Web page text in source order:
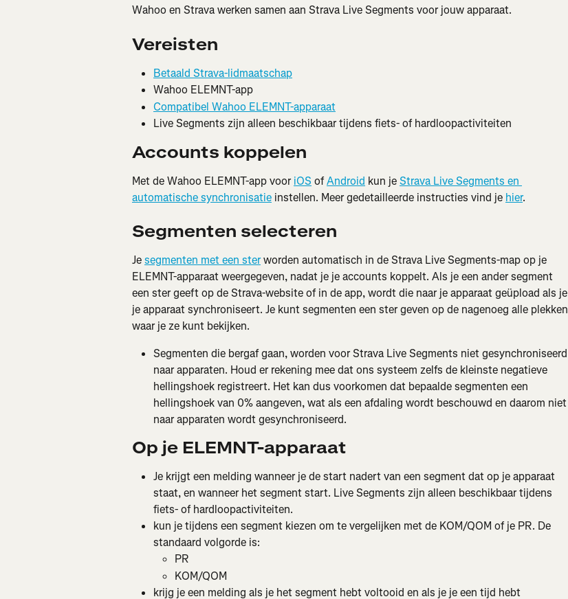
Wahoo en Strava werken samen aan Strava Live Segments voor jouw apparaat.
Vereisten
Betaald Strava-lidmaatschap
Wahoo ELEMNT-app
Compatibel Wahoo ELEMNT-apparaat
Live Segments zijn alleen beschikbaar tijdens fiets- of hardloopactiviteiten
Accounts koppelen
Met de Wahoo ELEMNT-app voor iOS of Android kun je Strava Live Segments en
automatische synchronisatie instellen. Meer gedetailleerde instructies vind je hier.
Segmenten selecteren
Je segmenten met een ster worden automatisch in de Strava Live Segments-map op je
ELEMNT-apparaat weergegeven, nadat je je accounts koppelt. Als je een ander segment
een ster geeft op de Strava-website of in de app, wordt die naar je apparaat geüpload als je
je apparaat synchroniseert. Je kunt segmenten een ster geven op de nagenoeg alle plekken
waar je ze kunt bekijken.
Segmenten die bergaf gaan, worden voor Strava Live Segments niet gesynchroniseerd
naar apparaten. Houd er rekening mee dat ons systeem zelfs de kleinste negatieve
hellingshoek registreert. Het kan dus voorkomen dat bepaalde segmenten een
hellingshoek van 0% aangeven, wat als een afdaling wordt beschouwd en daarom niet
naar apparaten wordt gesynchroniseerd.
Op je ELEMNT-apparaat
Je krijgt een melding wanneer je de start nadert van een segment dat op je apparaat
staat, en wanneer het segment start. Live Segments zijn alleen beschikbaar tijdens
fiets- of hardloopactiviteiten.
kun je tijdens een segment kiezen om te vergelijken met de KOM/QOM of je PR. De
standaard volgorde is:
PR
KOM/QOM
krijg je een melding als je het segment hebt voltooid en als je je een tijd hebt